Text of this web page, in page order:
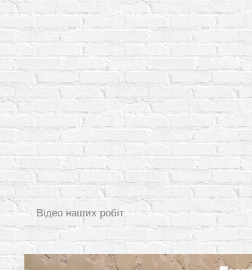
Відео наших робіт